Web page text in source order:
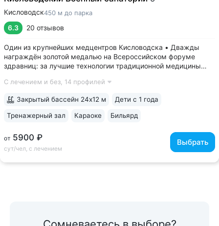
Кисловодск450 м до парка
6.3 20 отзывов
Один из крупнейших медцентров Кисловодска • Дважды
награждён золотой медалью на Всероссийском форуме
здравниц: за лучшие технологии традиционной медицины
корпуса в духе «сталинского ампира»: бережно
С лечением и без, 14 профилей
от 5900 ₽
сут/чел, с лечением
Выбрать
Закрытый бассейн 24х12 м Дети с 1 года
Тренажерный зал Караоке Бильярд